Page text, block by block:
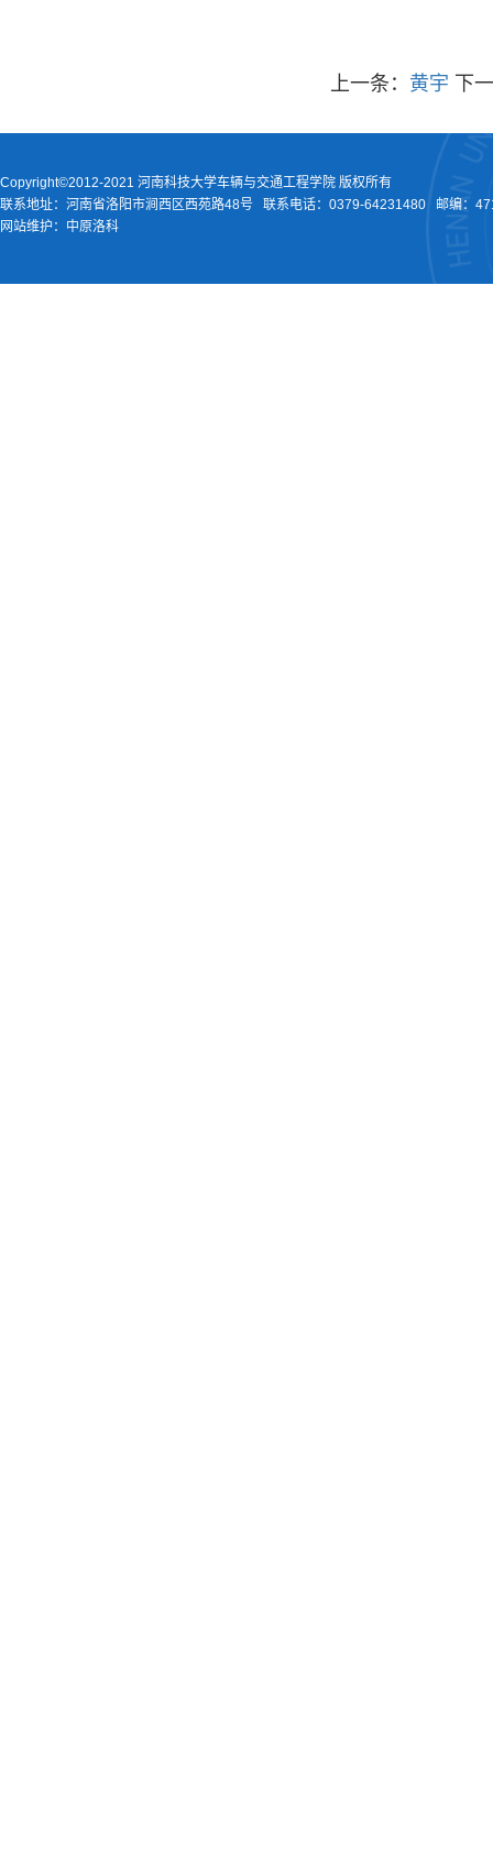
上一条： 黄宇 下
Copyright©2012-2021 河南科技大学车辆与交通工程学院 版权所有
联系地址：河南省洛阳市涧西区西苑路48号
联系电话： 0379-64231480
邮编：
网站维护：中原洛科